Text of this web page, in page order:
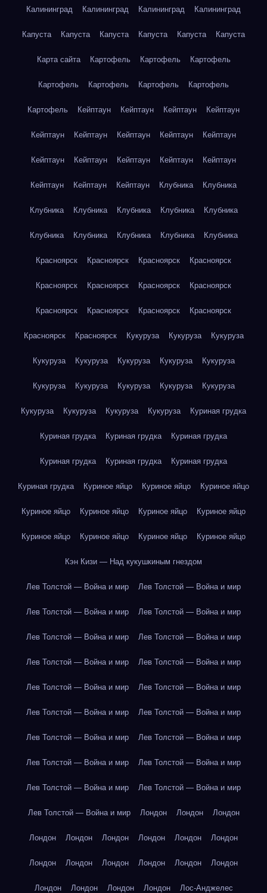
Калининград Калининград Калининград Калининград
Капуста Капуста Капуста Капуста Капуста Капуста
Карта сайта Картофель Картофель Картофель
Картофель Картофель Картофель Картофель
Картофель Кейптаун Кейптаун Кейптаун Кейптаун
Кейптаун Кейптаун Кейптаун Кейптаун Кейптаун
Кейптаун Кейптаун Кейптаун Кейптаун Кейптаун
Кейптаун Кейптаун Кейптаун Клубника Клубника
Клубника Клубника Клубника Клубника Клубника
Клубника Клубника Клубника Клубника Клубника
Красноярск Красноярск Красноярск Красноярск
Красноярск Красноярск Красноярск Красноярск
Красноярск Красноярск Красноярск Красноярск
Красноярск Красноярск Кукуруза Кукуруза Кукуруза
Кукуруза Кукуруза Кукуруза Кукуруза Кукуруза
Кукуруза Кукуруза Кукуруза Кукуруза Кукуруза
Кукуруза Кукуруза Кукуруза Кукуруза Куриная грудка
Куриная грудка Куриная грудка Куриная грудка
Куриная грудка Куриная грудка Куриная грудка
Куриная грудка Куриное яйцо Куриное яйцо Куриное яйцо
Куриное яйцо Куриное яйцо Куриное яйцо Куриное яйцо
Куриное яйцо Куриное яйцо Куриное яйцо Куриное яйцо
Кэн Кизи — Над кукушкиным гнездом
Лев Толстой — Война и мир Лев Толстой — Война и мир
Лев Толстой — Война и мир Лев Толстой — Война и мир
Лев Толстой — Война и мир Лев Толстой — Война и мир
Лев Толстой — Война и мир Лев Толстой — Война и мир
Лев Толстой — Война и мир Лев Толстой — Война и мир
Лев Толстой — Война и мир Лев Толстой — Война и мир
Лев Толстой — Война и мир Лев Толстой — Война и мир
Лев Толстой — Война и мир Лев Толстой — Война и мир
Лев Толстой — Война и мир Лев Толстой — Война и мир
Лев Толстой — Война и мир Лондон Лондон Лондон
Лондон Лондон Лондон Лондон Лондон Лондон
Лондон Лондон Лондон Лондон Лондон Лондон
Лондон Лондон Лондон Лондон Лос-Анджелес